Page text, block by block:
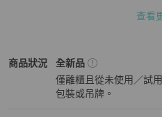
再次感謝您的配合與體諒 🙏
💳 支援 零卡分期付款，歡迎隨時私
查看
商品狀況
Chanel女士配件商品狀態與細節
全新品
僅離櫃且從未使用／試
包裝或吊牌。